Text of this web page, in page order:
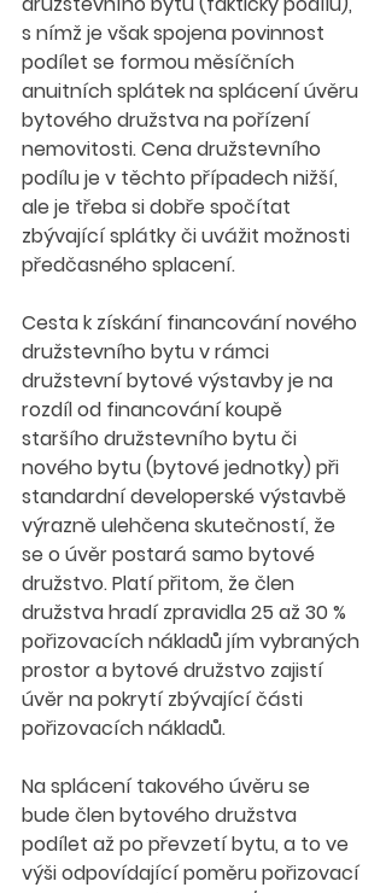
s nímž je však spojena povinnost
podílet se formou měsíčních
anuitních splátek na splácení úvěru
bytového družstva na pořízení
nemovitosti. Cena družstevního
podílu je v těchto případech nižší,
ale je třeba si dobře spočítat
zbývající splátky či uvážit možnosti
předčasného splacení.
Cesta k získání financování nového
družstevního bytu v rámci
družstevní bytové výstavby je na
rozdíl od financování koupě
staršího družstevního bytu či
nového bytu (bytové jednotky) při
standardní developerské výstavbě
výrazně ulehčena skutečností, že
se o úvěr postará samo bytové
družstvo. Platí přitom, že člen
družstva hradí zpravidla 25 až 30 %
pořizovacích nákladů jím vybraných
prostor a bytové družstvo zajistí
úvěr na pokrytí zbývající části
pořizovacích nákladů.
Na splácení takového úvěru se
bude člen bytového družstva
podílet až po převzetí bytu, a to ve
výši odpovídající poměru pořizovací